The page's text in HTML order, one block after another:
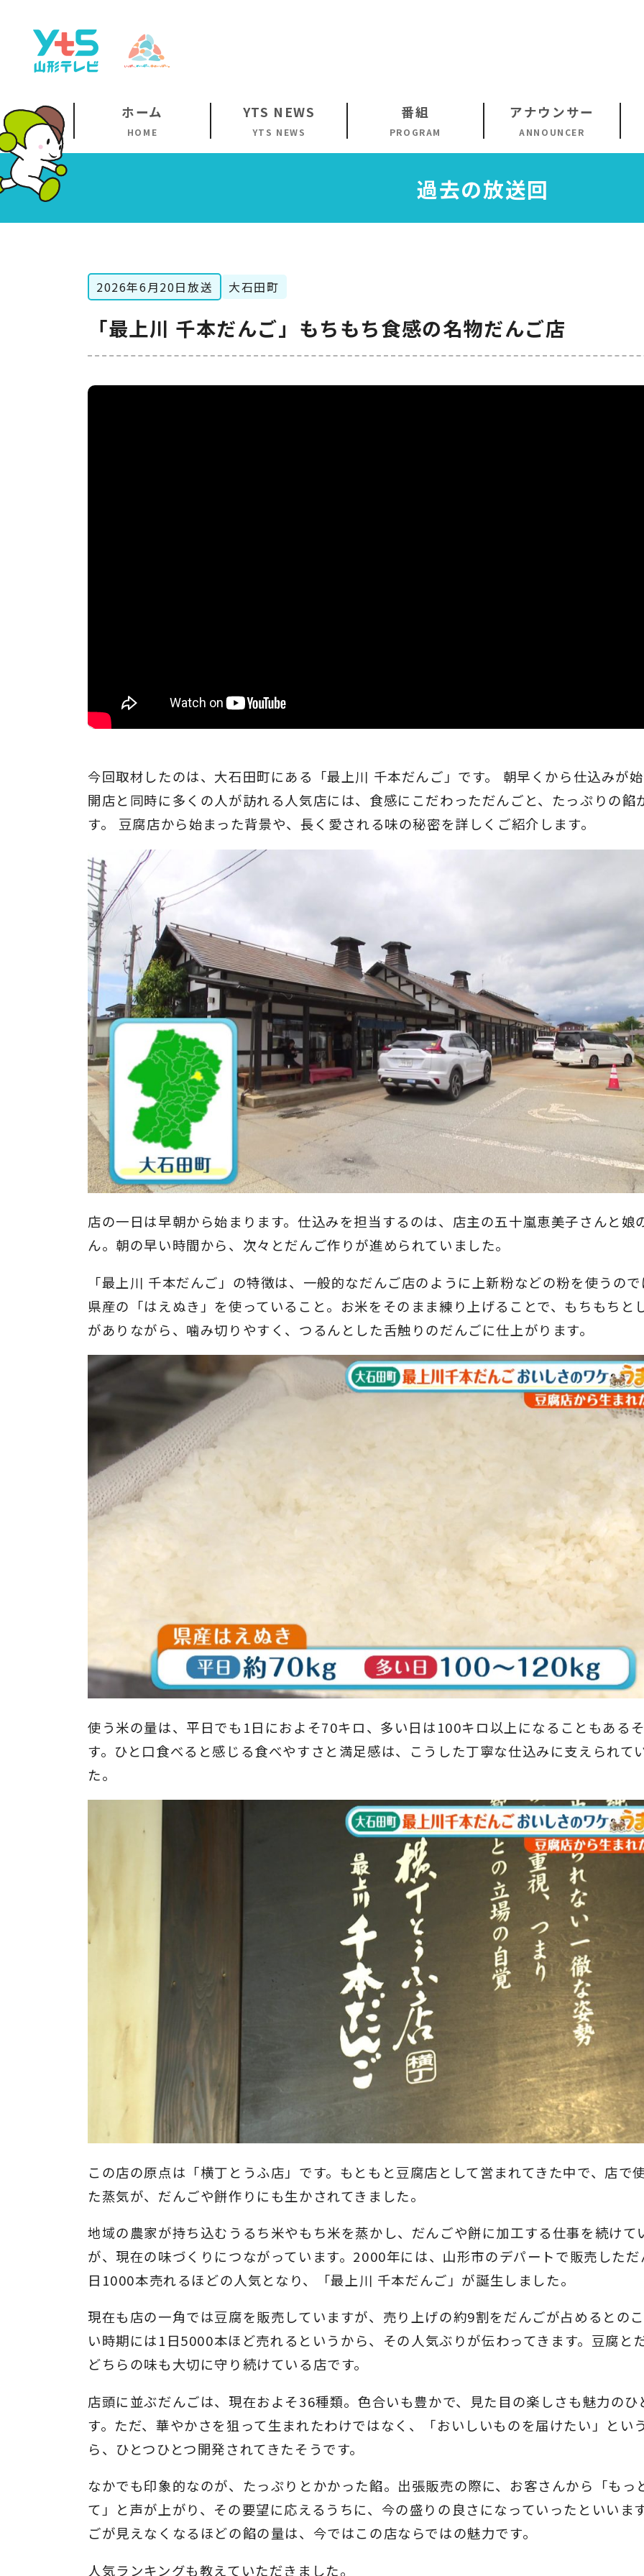
ホーム
HOME
YTS NEWS
YTS NEWS
番組
PROGRAM
アナウンサー
ANNOUNCER
過去の放送回
2026年6月20日放送 大石田町
「最上川 千本だんご」もちもち食感の名物だんご店
今回取材したのは、大石田町にある「最上川 千本だんご」です。 朝早くから仕込みが
開店と同時に多くの人が訪れる人気店には、食感にこだわっただんごと、たっぷりの餡
す。 豆腐店から始まった背景や、長く愛される味の秘密を詳しくご紹介します。
店の一日は早朝から始まります。仕込みを担当するのは、店主の五十嵐恵美子さんと娘
ん。朝の早い時間から、次々とだんご作りが進められていました。
「最上川 千本だんご」の特徴は、一般的なだんご店のように上新粉などの粉を使うの
県産の「はえぬき」を使っていること。お米をそのまま練り上げることで、もちもちと
がありながら、噛み切りやすく、つるんとした舌触りのだんごに仕上がります。
使う米の量は、平日でも1日におよそ70キロ、多い日は100キロ以上になることもある
す。ひと口食べると感じる食べやすさと満足感は、こうした丁寧な仕込みに支えられて
た。
この店の原点は「横丁とうふ店」です。もともと豆腐店として営まれてきた中で、店で
た蒸気が、だんごや餅作りにも生かされてきました。
地域の農家が持ち込むうるち米やもち米を蒸かし、だんごや餅に加工する仕事を続けて
が、現在の味づくりにつながっています。2000年には、山形市のデパートで販売した
日1000本売れるほどの人気となり、「最上川 千本だんご」が誕生しました。
現在も店の一角では豆腐を販売していますが、売り上げの約9割をだんごが占めるとの
い時期には1日5000本ほど売れるというから、その人気ぶりが伝わってきます。豆腐と
どちらの味も大切に守り続けている店です。
店頭に並ぶだんごは、現在およそ36種類。色合いも豊かで、見た目の楽しさも魅力のひ
す。ただ、華やかさを狙って生まれたわけではなく、「おいしいものを届けたい」とい
ら、ひとつひとつ開発されてきたそうです。
なかでも印象的なのが、たっぷりとかかった餡。出張販売の際に、お客さんから「もっ
て」と声が上がり、その要望に応えるうちに、今の盛りの良さになっていったといいま
ごが見えなくなるほどの餡の量は、今ではこの店ならではの魅力です。
人気ランキングも教えていただきました。